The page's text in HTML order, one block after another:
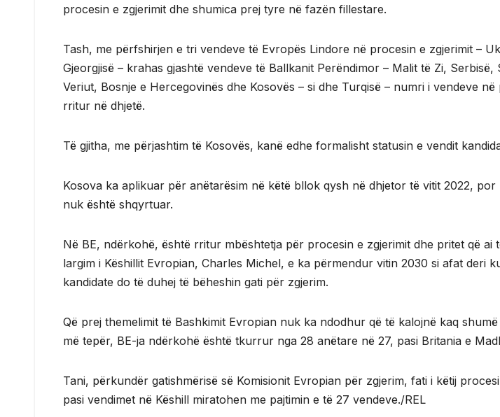
procesin e zgjerimit dhe shumica prej tyre në fazën fillestare.
Tash, me përfshirjen e tri vendeve të Evropës Lindore në procesin e zgjerimit –
Gjeorgjisë – krahas gjashtë vendeve të Ballkanit Perëndimor – Malit të Zi, Serbisë,
Veriut, Bosnje e Hercegovinës dhe Kosovës – si dhe Turqisë – numri i vendeve
rritur në dhjetë.
Të gjitha, me përjashtim të Kosovës, kanë edhe formalisht statusin e vendit
Kosova ka aplikuar për anëtarësim në këtë bllok qysh në dhjetor të vitit 2022, por
nuk është shqyrtuar.
Në BE, ndërkohë, është rritur mbështetja për procesin e zgjerimit dhe pritet që ai
largim i Këshillit Evropian, Charles Michel, e ka përmendur vitin 2030 si afat deri
kandidate do të duhej të bëheshin gati për zgjerim.
Që prej themelimit të Bashkimit Evropian nuk ka ndodhur që të kalojnë kaq
më tepër, BE-ja ndërkohë është tkurrur nga 28 anëtare në 27, pasi Britania e
Tani, përkundër gatishmërisë së Komisionit Evropian për zgjerim, fati i këtij
pasi vendimet në Këshill miratohen me pajtimin e të 27 vendeve./REL